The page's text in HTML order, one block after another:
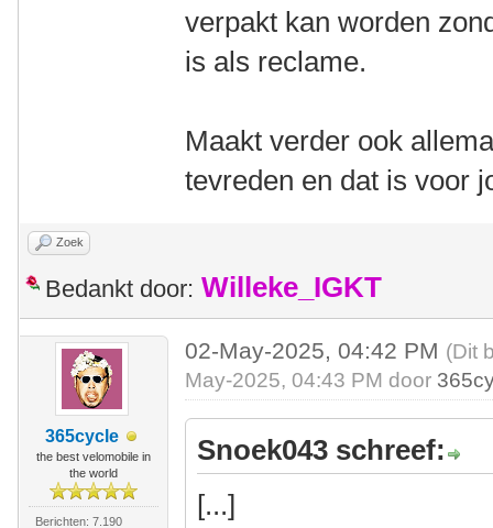
verpakt kan worden
is als reclame.
Maakt verder ook
tevreden en dat is voor
Zoek
Bedankt door: Willeke_IGKT
365cycle
the best velomobile in
the world
Berichten: 7.190
02-May-2025, 04:42 PM (Dit
May-2025, 04:43 PM door
Snoek043 schreef:
[...]